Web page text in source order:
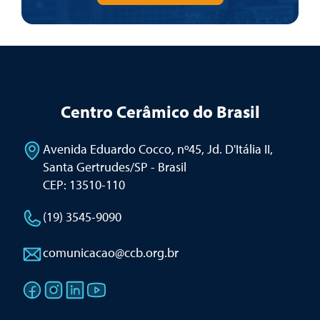
Centro Cerâmico do Brasil
Avenida Eduardo Cocco, nº45, Jd. D'Itália II,
Santa Gertrudes/SP - Brasil
CEP: 13510-110
(19) 3545-9090
comunicacao@ccb.org.br